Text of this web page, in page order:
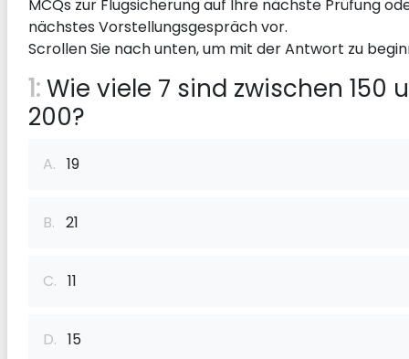
MCQs zur Flugsicherung auf Ihre nächste Prüfung
nächstes Vorstellungsgespräch vor.
Scrollen Sie nach unten, um mit der Antwort zu
1:Wie viele 7 sind zwischen 150
200?
A. 19
B. 21
C. 11
D. 15